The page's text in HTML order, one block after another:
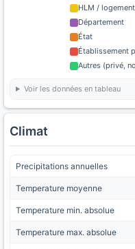
HLM /
Département
État
Établissement
Autres (privé,
Voir les données en tableau
Climat
Precipitations annuelles
Temperature moyenne
Temperature min. absolue
Temperature max. absolue